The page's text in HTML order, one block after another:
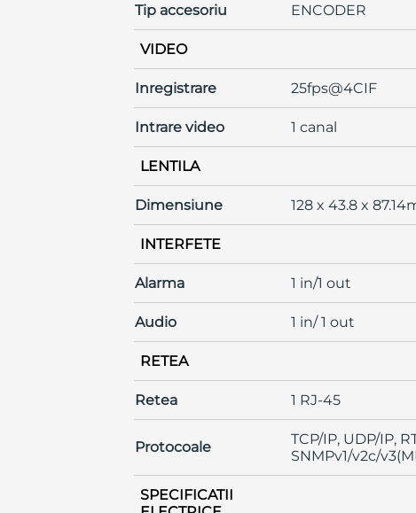
Tip accesoriu ENCODER
VIDEO
Inregistrare 25fps@4CIF
Intrare video 1 canal
LENTILA
Dimensiune 128 x 43.8 x
INTERFETE
Alarma 1 in/1 out
Audio 1 in/ 1 out
RETEA
Retea 1 RJ-45
Protocoale
TCP/IP, UDP/IP,
SNMPv1/v2c/
SPECIFICATII